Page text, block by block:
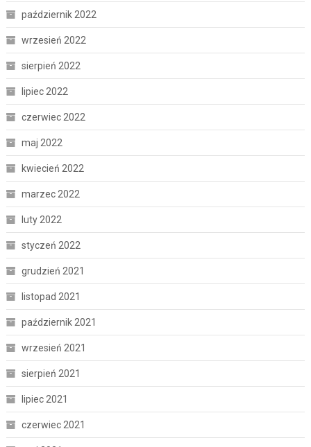
październik 2022
wrzesień 2022
sierpień 2022
lipiec 2022
czerwiec 2022
maj 2022
kwiecień 2022
marzec 2022
luty 2022
styczeń 2022
grudzień 2021
listopad 2021
październik 2021
wrzesień 2021
sierpień 2021
lipiec 2021
czerwiec 2021